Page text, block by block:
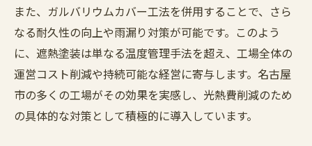
遮熱塗装
遮熱塗装と雨漏り対策の相乗効果
ガルバリウムカバー工法による防水性強化
雨漏りに強い工場屋根を作るためのポイン
ト
長寿命の屋根を維持するためのメンテナン
また、ガルバリウムカバー工法を併用することで、さら
なる耐久性の向上や雨漏り対策が可能です。このよう
に、遮熱塗装は単なる温度管理手法を超え、工場全体の
運営コスト削減や持続可能な経営に寄与します。名古屋
市の多くの工場がその効果を実感し、光熱費削減のため
の具体的な対策として積極的に導入しています。